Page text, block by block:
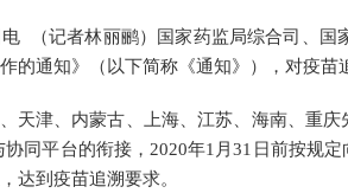
记者林丽鹂）国家药监局综合司、国
的通知》（以下简称《通知》），对疫苗
津、内蒙古、上海、江苏、海南、重庆
同平台的衔接，2020年1月31日前按规
达到疫苗追溯要求。